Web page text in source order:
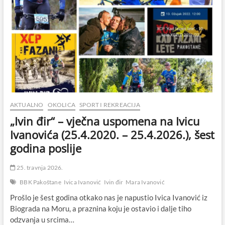
AKTUALNO OKOLICA SPORT I REKREACIJA
„Ivin đir“ – vječna uspomena na Ivicu
Ivanovića (25.4.2020. – 25.4.2026.), šest
godina poslije
25. travnja 2026.
BBK Pakoštane Ivica Ivanović Ivin đir Mara Ivanović
Prošlo je šest godina otkako nas je napustio Ivica Ivanović iz
Biograda na Moru, a praznina koju je ostavio i dalje tiho
odzvanja u srcima…